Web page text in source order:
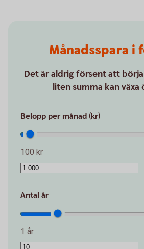
Månadsspara i
Det är aldrig försent att
liten summa kan växa
Belopp per månad (kr)
100 kr
Antal år
1 år